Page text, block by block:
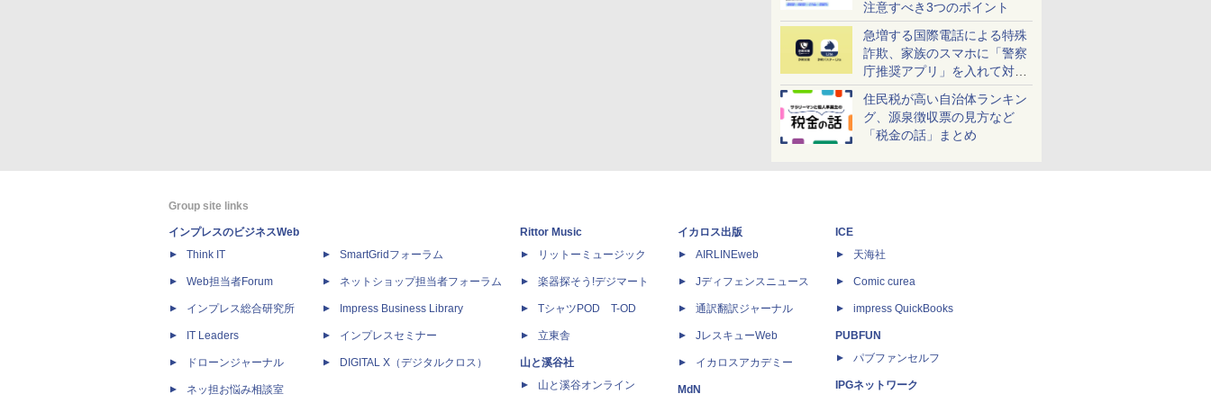
注意すべき3つのポイント
急増する国際電話による特殊
詐欺、家族のスマホに「警察
庁推奨アプリ」を入れて対策
しよう！
住民税が高い自治体ランキン
グ、源泉徴収票の見方など
「税金の話」まとめ
Group site links
インプレスのビジネスWeb
Think IT
Web担当者Forum
インプレス総合研究所
IT Leaders
ドローンジャーナル
ネッ担お悩み相談室
SmartGridフォーラム
ネットショップ担当者フォーラム
Impress Business Library
インプレスセミナー
DIGITAL X（デジタルクロス）
Rittor Music
リットーミュージック
楽器探そう!デジマート
TシャツPOD T-OD
立東舎
山と溪谷社
山と溪谷オンライン
イカロス出版
AIRLINEweb
Jディフェンスニュース
通訳翻訳ジャーナル
JレスキューWeb
イカロスアカデミー
MdN
ICE
天海社
Comic curea
impress QuickBooks
PUBFUN
パブファンセルフ
IPGネットワーク